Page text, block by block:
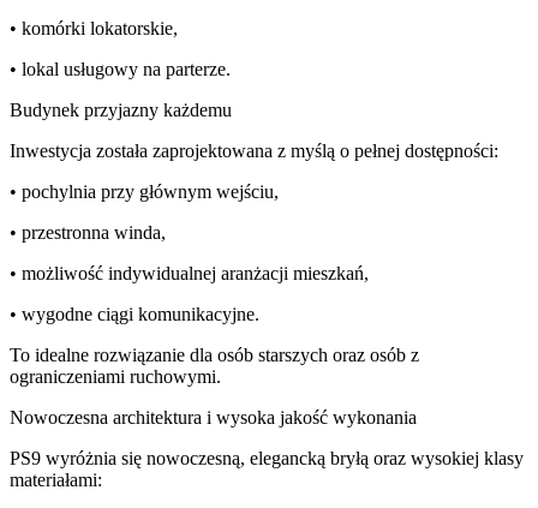
• komórki lokatorskie,
• lokal usługowy na parterze.
Budynek przyjazny każdemu
Inwestycja została zaprojektowana z myślą o pełnej dostępności:
• pochylnia przy głównym wejściu,
• przestronna winda,
• możliwość indywidualnej aranżacji mieszkań,
• wygodne ciągi komunikacyjne.
To idealne rozwiązanie dla osób starszych oraz osób z
ograniczeniami ruchowymi.
Nowoczesna architektura i wysoka jakość wykonania
PS9 wyróżnia się nowoczesną, elegancką bryłą oraz wysokiej klasy
materiałami: